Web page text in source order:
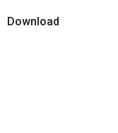
Download